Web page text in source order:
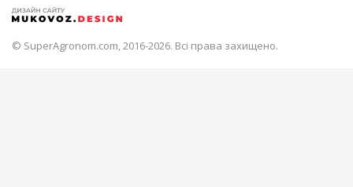
© SuperAgronom.com, 2016-2026. Всі права захищено.